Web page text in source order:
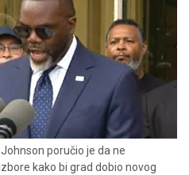
poručio je da ne
kako bi grad dobio novog